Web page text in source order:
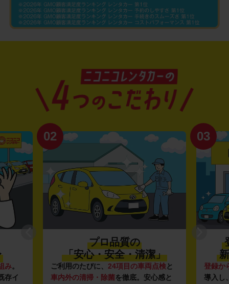
み。
存イ
02
プロ品質の
「安心・安全・清潔」
ご利用のたびに、 24項目の車両点検と
車内外の清掃・除菌を徹底。安心感と
03
登録か
導入し